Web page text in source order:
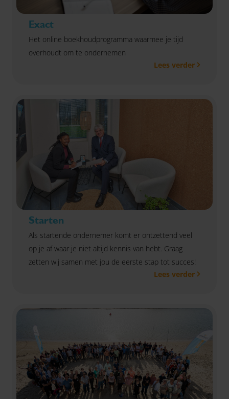
Exact
Het online boekhoudprogramma waarmee je tijd
overhoudt om te ondernemen
Lees verder
Starten
Als startende ondernemer komt er ontzettend veel
op je af waar je niet altijd kennis van hebt. Graag
zetten wij samen met jou de eerste stap tot succes!
Lees verder